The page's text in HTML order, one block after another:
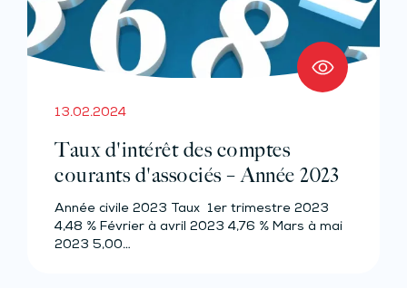
13.02.2024
Taux d'intérêt des comptes
courants d'associés – Année 2023
Année civile 2023 Taux 1er trimestre 2023
4,48 % Février à avril 2023 4,76 % Mars à mai
2023 5,00…